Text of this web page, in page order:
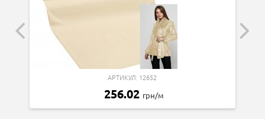
АРТИКУЛ: 12652
256.02 грн/м